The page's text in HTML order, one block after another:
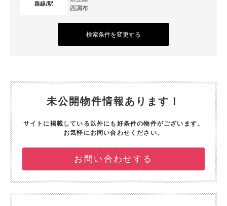
路線/駅
西調布
検索条件を変更する
未公開物件情報あります！
サイトに掲載している以外にも好条件の物件がございます。
お気軽にお問い合わせください。
お問い合わせする